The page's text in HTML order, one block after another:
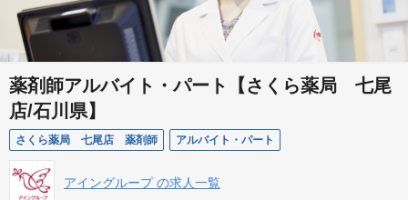
薬剤師アルバイト・パート【さくら薬局 七尾
店/石川県】
さくら薬局 七尾店 薬剤師 アルバイト・パート
アイングループ の求人一覧